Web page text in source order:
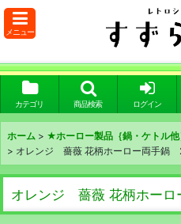
メニュー
カテゴリ 商品検索 ログイン
ホーム > ★ホーロー製品｛鍋・ケトル他
> オレンジ 薔薇 花柄ホーロー両手
オレンジ 薔薇 花柄ホー